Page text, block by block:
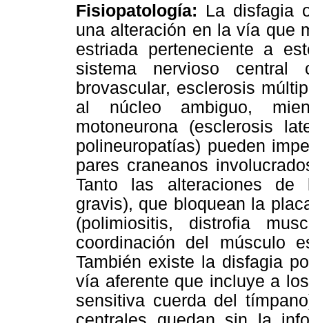
Fisiopatología: La disfagia
una alteración en la vía que
estriada perteneciente a
sistema nervioso central
brovascular, esclerosis
al núcleo ambiguo,
motoneurona (esclerosis
polineuropatías) pueden
pares craneanos
Tanto las alteraciones de
gravis), que bloquean la
(polimiositis, distrofia
coordinación del músculo
También existe la disfagia
vía aferente que incluye a
sensitiva cuerda del